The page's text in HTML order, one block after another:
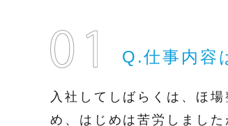
Q.仕事内容
入社してしばらくは、ほ
め、はじめは苦労しまし